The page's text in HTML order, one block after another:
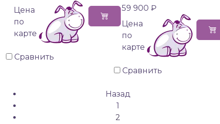
Цена
по
карте
Сравнить
59 900 ₽
Цена
по
карте
Сравнить
Назад
1
2